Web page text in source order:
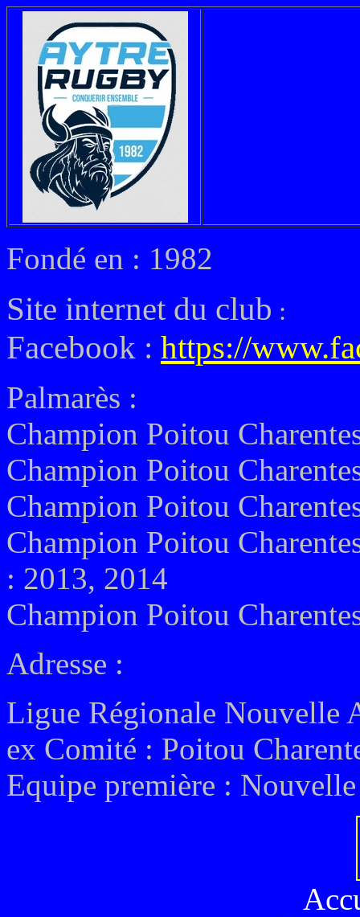
Fondé en : 1982
Site internet du club :
Facebook : https://
Palmarès :
Champion Poitou
Champion Poitou
Champion Poitou
Champion Poitou
: 2013, 2014
Champion Poitou
Adresse :
Ligue Régionale Nouvelle
ex Comité : Poitou
Equipe première :